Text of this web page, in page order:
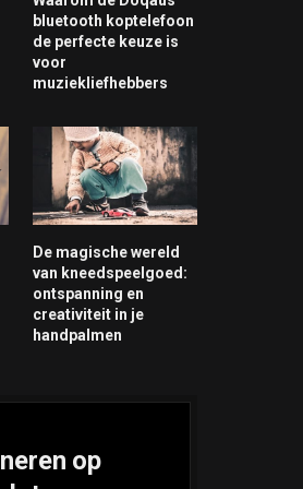
bluetooth koptelefoon
de perfecte keuze is
voor
muziekliefhebbers
De magische wereld
van kneedspeelgoed:
ontspanning en
creativiteit in je
handpalmen
op